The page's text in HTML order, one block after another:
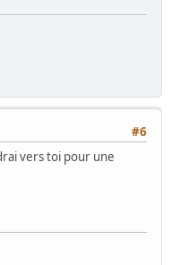
#6
vers toi pour une